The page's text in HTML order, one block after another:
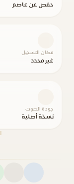
حفص عن عاصم
مكان التسجيل
غير محدد
جودة الصوت
نسخة أصلية